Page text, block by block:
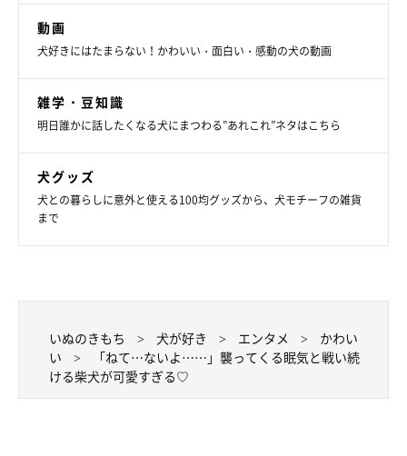
動画
犬好きにはたまらない！かわいい・面白い・感動の犬の動画
雑学・豆知識
明日誰かに話したくなる犬にまつわる”あれこれ”ネタはこちら
犬グッズ
犬との暮らしに意外と使える100均グッズから、犬モチーフの雑貨
まで
いぬのきもち 犬が好き エンタメ
かわい
い
「ねて…ないよ……」襲ってくる眠気と戦い続
ける柴犬が可愛すぎる♡